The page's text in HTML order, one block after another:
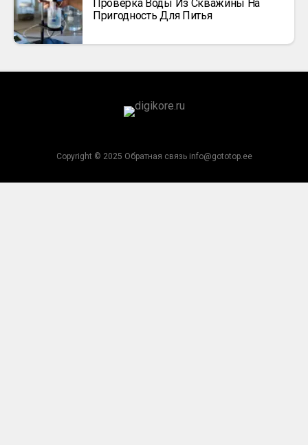
Проверка Воды Из Скважины На
Пригодность Для Питья
Copyright © 2025 Обратная связь info@gototop.ee